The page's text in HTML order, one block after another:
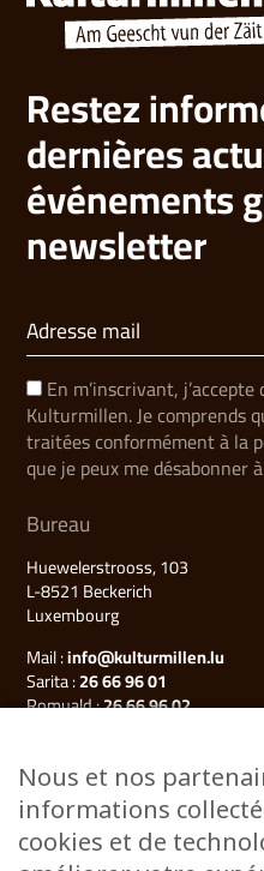
Restez
dernières
événements
newsletter
En m’inscrivant,
Kulturmillen. Je comprends
traitées conformément à la
que je peux me désabonner
Bureau
Huewelerstrooss, 103
L-8521 Beckerich
Luxembourg
Mail :info@kulturmillen.lu
Sarita :26 66 96 01
Romuald :26 66 96 02
Plan du site
Kulturmillen
Musée des énergies
Nous et nos
informations
cookies et de